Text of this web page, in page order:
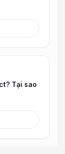
Tại sao